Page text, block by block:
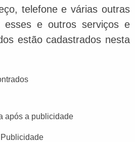
telefone e várias outras
esses e outros serviços e
estão cadastrados nesta
após a publicidade
Publicidade